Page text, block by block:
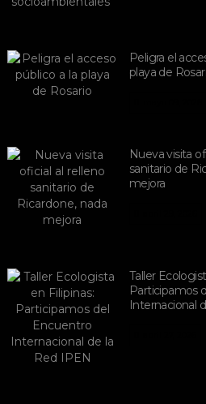
Peligra el
playa de
Nueva visita
sanitario de
mejora
Taller
Participamos
Internacional